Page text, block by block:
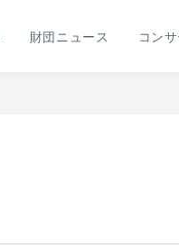
財団ニュース コン